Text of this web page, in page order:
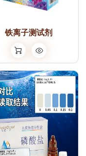
铁离子测试剂